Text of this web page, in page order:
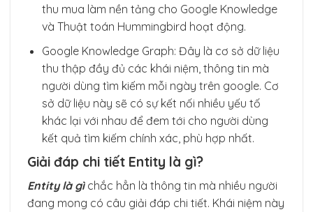
thu mua làm nền tảng cho Google Knowledge
và Thuật toán Hummingbird hoạt động.
Google Knowledge Graph: Đây là cơ sở dữ liệu
thu thập đầy đủ các khái niệm, thông tin mà
người dùng tìm kiếm mỗi ngày trên google. Cơ
sở dữ liệu này sẽ có sự kết nối nhiều yếu tố
khác lại với nhau để đem tới cho người dùng
kết quả tìm kiếm chính xác, phù hợp nhất.
Giải đáp chi tiết Entity là gì?
Entity là gìchắc hẳn là thông tin mà nhiều người
đang mong có câu giải đáp chi tiết. Khái niệm này